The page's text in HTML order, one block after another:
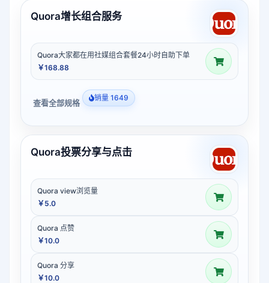
Quora增长组合服务
Quora大家都在用社媒组合套餐24小时自助下单
￥168.88
查看全部规格 销量 1649
Quora投票分享与点击
Quora view浏览量
￥5.0
Quora 点赞
￥10.0
Quora 分享
￥10.0